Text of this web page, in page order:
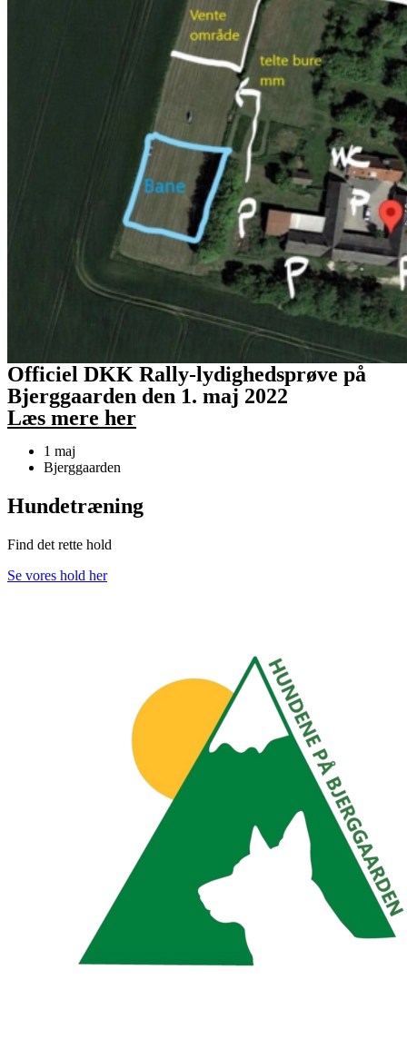
Officiel DKK Rally-lydighedsprøve på
Bjerggaarden den 1. maj 2022
Læs mere her
1 maj
Bjerggaarden
Hundetræning
Find det rette hold
Se vores hold her